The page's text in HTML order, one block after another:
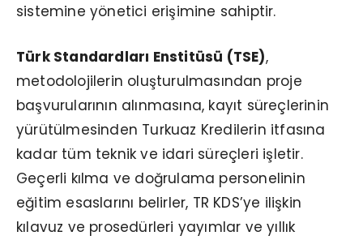
sistemine yönetici erişimine sahiptir.
Türk Standardları Enstitüsü (TSE),
metodolojilerin oluşturulmasından proje
başvurularının alınmasına, kayıt süreçlerinin
yürütülmesinden Turkuaz Kredilerin itfasına
kadar tüm teknik ve idari süreçleri işletir.
Geçerli kılma ve doğrulama personelinin
eğitim esaslarını belirler, TR KDS’ye ilişkin
kılavuz ve prosedürleri yayımlar ve yıllık